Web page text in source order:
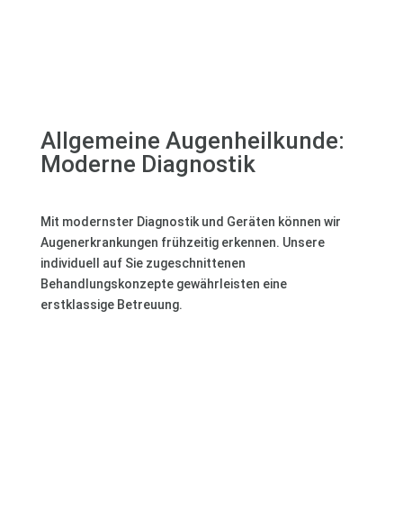
Allgemeine Augenheilkunde:
Moderne Diagnostik
Mit modernster Diagnostik und Geräten können wir
Augenerkrankungen frühzeitig erkennen. Unsere
individuell auf Sie zugeschnittenen
Behandlungskonzepte gewährleisten eine
erstklassige Betreuung.